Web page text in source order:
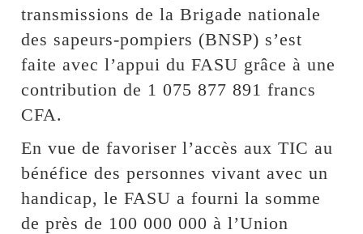
transmissions de la Brigade nationale
des sapeurs-pompiers (BNSP) s’est
faite avec l’appui du FASU grâce à une
contribution de 1 075 877 891 francs
CFA.
En vue de favoriser l’accès aux TIC au
bénéfice des personnes vivant avec un
handicap, le FASU a fourni la somme
de près de 100 000 000 à l’Union